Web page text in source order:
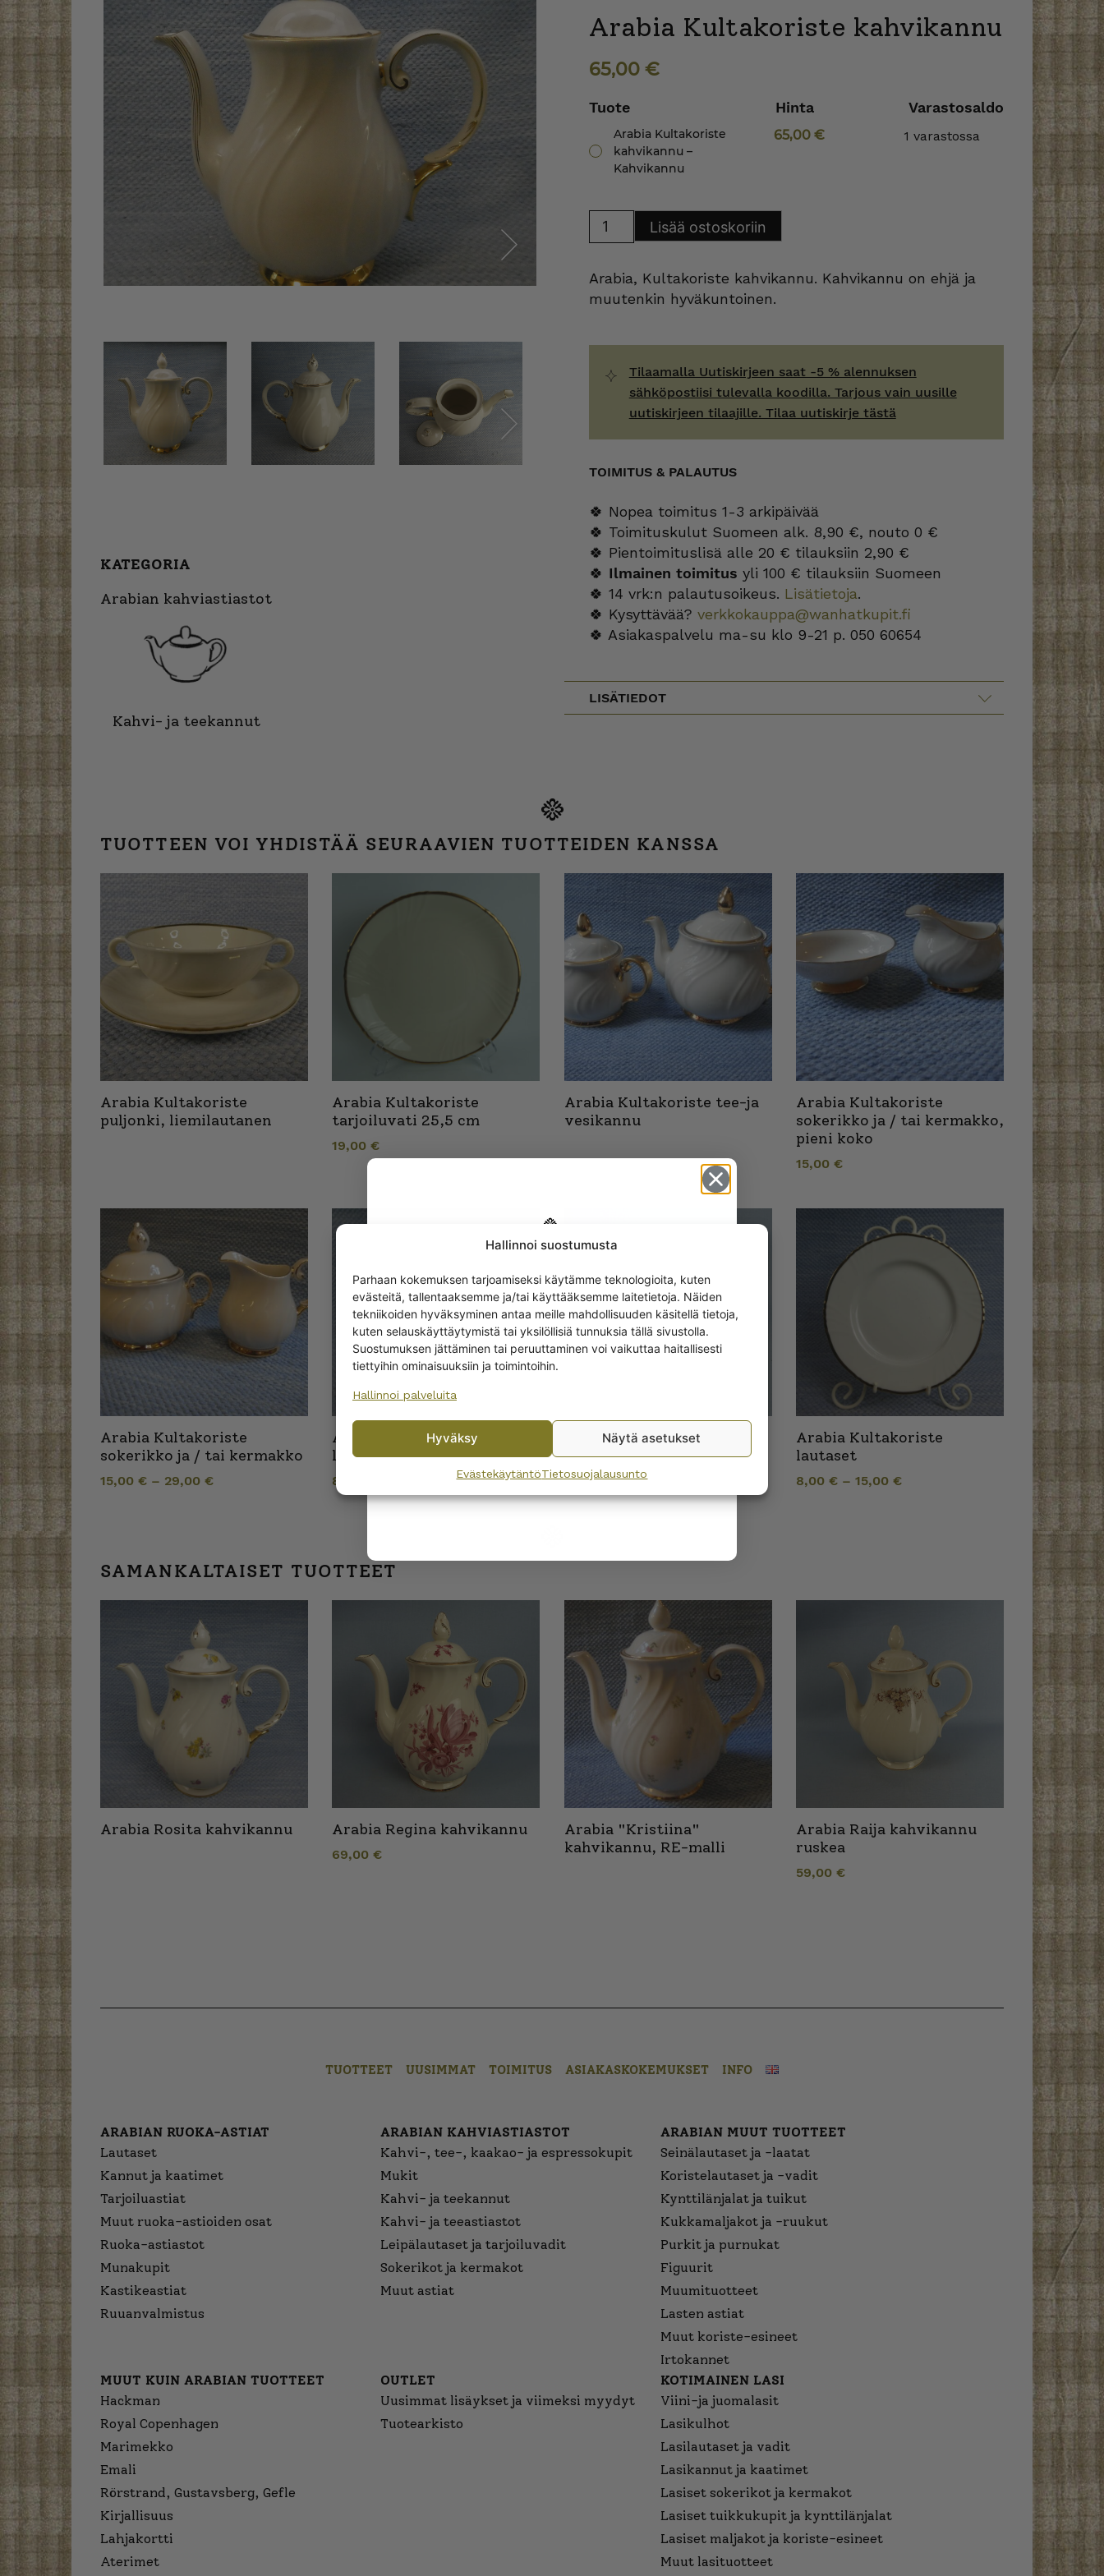
Hallinnoi suostumusta
Parhaan kokemuksen tarjoamiseksi käytämme teknologioita, kuten
evästeitä, tallentaaksemme ja/tai käyttääksemme laitetietoja. Näiden
tekniikoiden hyväksyminen antaa meille mahdollisuuden käsitellä tietoja,
kuten selauskäyttäytymistä tai yksilöllisiä tunnuksia tällä sivustolla.
Suostumuksen jättäminen tai peruuttaminen voi vaikuttaa haitallisesti
tiettyihin ominaisuuksiin ja toimintoihin.
Hallinnoi palveluita
Hyväksy Näytä asetukset
EvästekäytäntöTietosuojalausunto
KATEGORIA
Arabian kahviastiastot
Kahvi- ja teekannut
Arabia Kultakoriste kahvikannu
65,00 €
Tuote Hinta Varastosaldo
Arabia Kultakoriste
kahvikannu –
Kahvikannu
65,00 € 1 varastossa
Kultakoriste
Lisää ostoskoriin
Arabia, Kultakoriste kahvikannu. Kahvikannu on ehjä ja
muutenkin hyväkuntoinen.
Tilaamalla Uutiskirjeen saat -5 % alennuksen
sähköpostiisi tulevalla koodilla. Tarjous vain uusille
uutiskirjeen tilaajille. Tilaa uutiskirje tästä
TOIMITUS & PALAUTUS
🍀 Nopea toimitus 1-3 arkipäivää
🍀 Toimituskulut Suomeen alk. 8,90 €, nouto 0 €
🍀 Pientoimituslisä alle 20 € tilauksiin 2,90 €
🍀 Ilmainen toimitus yli 100 € tilauksiin Suomeen
🍀 14 vrk:n palautusoikeus. Lisätietoja.
🍀 Kysyttävää? verkkokauppa@wanhatkupit.fi
🍀 Asiakaspalvelu ma-su klo 9-21 p. 050 60654
LISÄTIEDOT
TUOTTEEN VOI YHDISTÄÄ SEURAAVIEN TUOTTEIDEN KANSSA
Arabia Kultakoriste
puljonki, liemilautanen
Arabia Kultakoriste
tarjoiluvati 25,5 cm
19,00€
Arabia Kultakoriste tee-ja
vesikannu
Arabia Kultakoriste
sokerikko ja / tai kermakko,
pieni koko
15,00 €
Arabia Kultakoriste
sokerikko ja / tai kermakko
15,00 € – 29,00 €
Arabia Kultakoriste
lautanen 17 cm
8,00
Arabia Kultakoriste kahvi-
ja teekupit
10,00€–24,00
Arabia Kultakoriste
lautaset
8,00 €– 15,00 €
SAMANKALTAISET TUOTTEET
Arabia Rosita kahvikannu Arabia Regina kahvikannu
69,00€
Arabia "Kristiina"
kahvikannu, RE-malli
Arabia Raija kahvikannu
ruskea
59,00 €
TUOTTEET UUSIMMAT TOIMITUS ASIAKASKOKEMUKSET INFO
ARABIAN RUOKA-ASTIAT
Lautaset
Kannut ja kaatimet
Tarjoiluastiat
Muut ruoka-astioiden osat
Ruoka-astiastot
Munakupit
Kastikeastiat
Ruuanvalmistus
ARABIAN KAHVIASTIASTOT
Kahvi-, tee-, kaakao- ja espressokupit
Mukit
Kahvi- ja teekannut
Kahvi- ja teeastiastot
Leipälautaset ja tarjoiluvadit
Sokerikot ja kermakot
Muut astiat
ARABIAN MUUT TUOTTEET
Seinälautaset ja -laatat
Koristelautaset ja -vadit
Kynttilänjalat ja tuikut
Kukkamaljakot ja -ruukut
Purkit ja purnukat
Figuurit
Muumituotteet
Lasten astiat
Muut koriste-esineet
Irtokannet
MUUT KUIN ARABIAN TUOTTEET
Hackman
Royal Copenhagen
Marimekko
Emali
Rörstrand, Gustavsberg, Gefle
Kirjallisuus
Lahjakortti
Aterimet
OUTLET
Uusimmat lisäykset ja viimeksi myydyt
Tuotearkisto
KOTIMAINEN LASI
Viini-ja juomalasit
Lasikulhot
Lasilautaset ja vadit
Lasikannut ja kaatimet
Lasiset sokerikot ja kermakot
Lasiset tuikkukupit ja kynttilänjalat
Lasiset maljakot ja koriste-esineet
Muut lasituotteet
Get -5%
off?
Yes! I want the discount
By subscribing to the newsletter, you consent to receiving messages from
Wanhojen kuppien and confirm that you have read and accepted